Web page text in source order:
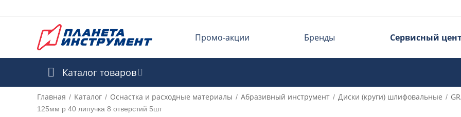
Промо-акции Бренды Сервисный
Каталог товаров
Главная / Каталог / Оснастка и расходные материалы / Абразивный инструмент / Диски (круги) шлифовальные /
125мм р 40 липучка 8 отверстий 5шт